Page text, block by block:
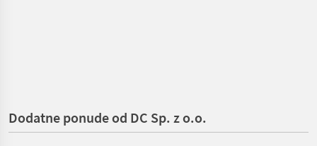
Dodatne ponude od DC Sp. z o.o.